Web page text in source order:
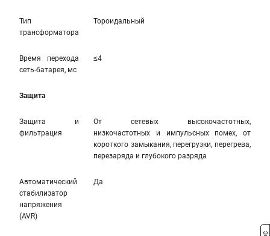
Тип
трансформатора
Тороидальный
Время перехода
сеть-батарея, мс
≤4
Защита
Защита и
фильтрация
От сетевых высокочастотных,
низкочастотных и импульсных помех, от
короткого замыкания, перегрузки, перегрева,
перезаряда и глубокого разряда
Автоматический
стабилизатор
напряжения
(AVR)
Да